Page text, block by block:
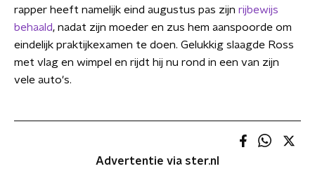
rapper heeft namelijk eind augustus pas zijn rijbewijs
behaald, nadat zijn moeder en zus hem aanspoorde om
eindelijk praktijkexamen te doen. Gelukkig slaagde Ross
met vlag en wimpel en rijdt hij nu rond in een van zijn
vele auto's.
Advertentie via ster.nl